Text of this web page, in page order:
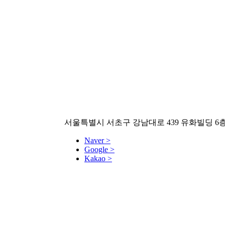
서울특별시 서초구 강남대로 439 유화빌딩 6
Naver >
Google >
Kakao >